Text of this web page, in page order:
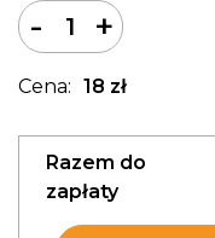
I
l
ś
+
-
18 zł
Razem do
zapłaty